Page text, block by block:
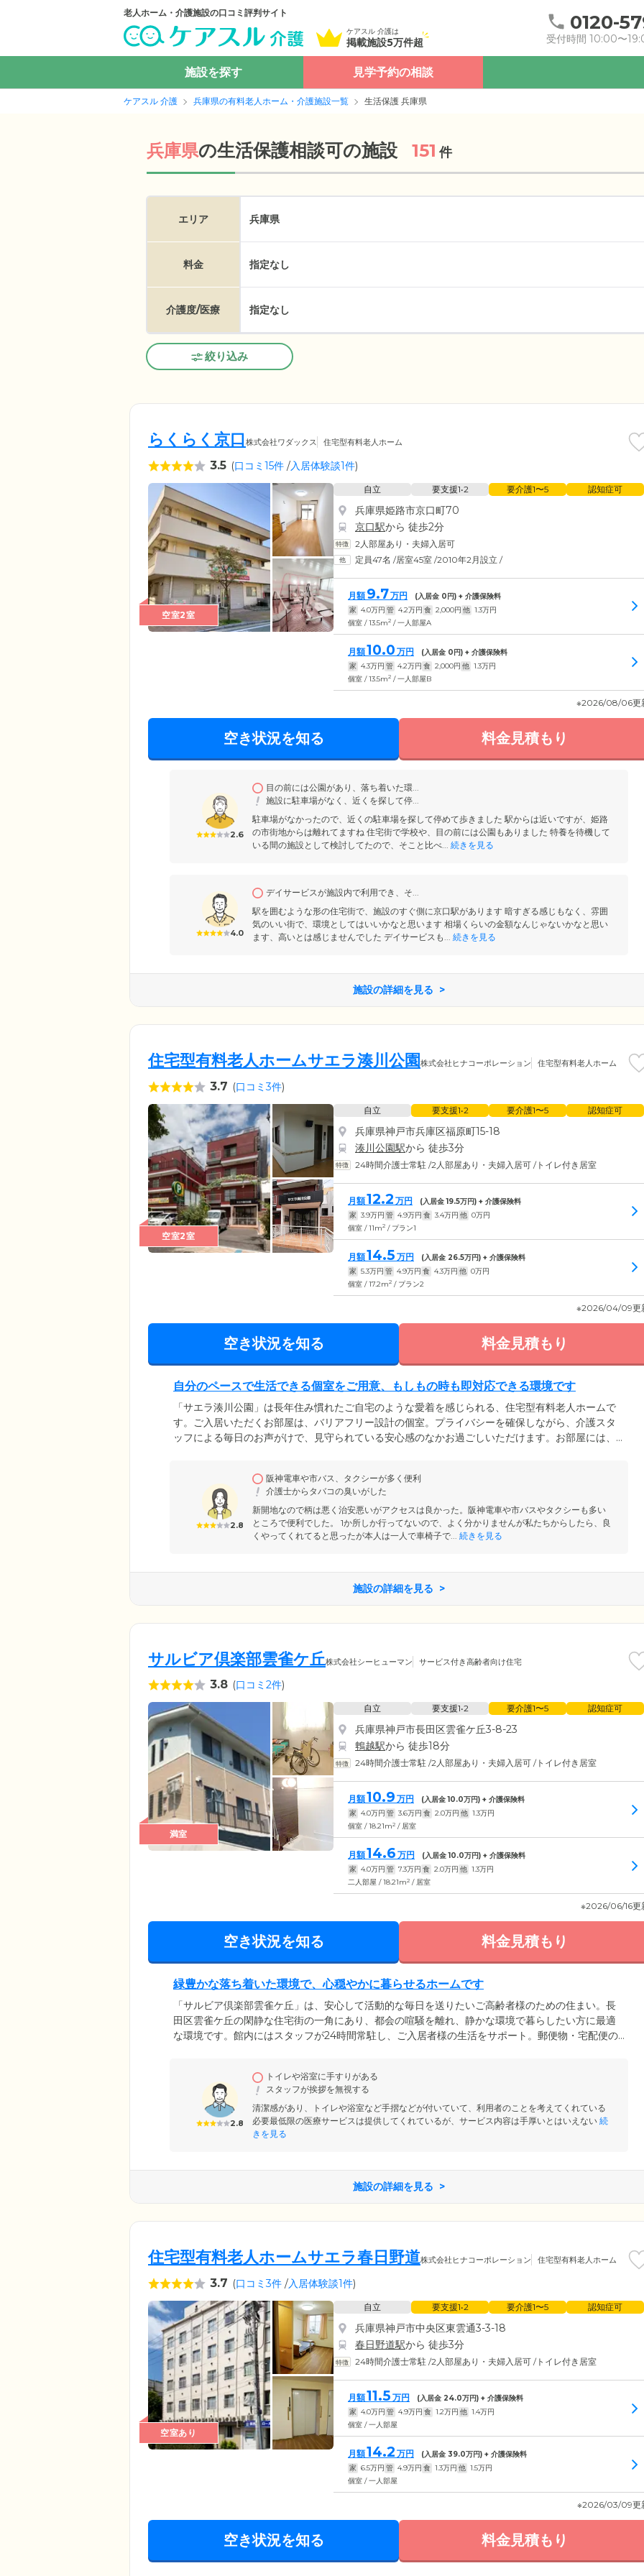
老人ホーム・介護施設の口コミ評判サイト
ケアスル 介護は
掲載施設5万件超
0120-
受付時間 10:00〜
施設を探す 見学予約の相談
ケアスル 介護 兵庫県の有料老人ホーム・介護施設一覧 生活保護 兵庫県
兵庫県の生活保護相談可の施設 151 件
エリア 兵庫県
料金 指定なし
介護度/医療 指定なし
絞り込み
らくらく京口 株式会社ワダックス 住宅型有料老人ホーム
3.5 (口コミ15件 /入居体験談1件)
空室2室
自立 要支援1•2 要介護1〜5 認知症可
兵庫県姫路市京口町70
京口駅から 徒歩2分
2人部屋あり・夫婦入居可
定員47名 /居室45室 /2010年2月設立 /
月額 9.7万円 (入居金 0円) + 介護保険料
家 4.0万円 管 4.2万円 食 2,000円 他 1.3万円
個室 / 13.5m2 / 一人部屋A
月額10.0 万円 (入居金 0円) + 介護保険料
家 4.3万円 管 4.2万円 食 2,000円 他 1.3万円
個室 / 13.5m2 / 一人部屋B
※2026/08/06更
空き状況を知る 料金見積もり
2.6
目の前には公園があり、落ち着いた環...
施設に駐車場がなく、近くを探して停...
駐車場がなかったので、近くの駐車場を探して停めて歩きました 駅からは近いですが、姫路
の市街地からは離れてますね 住宅街で学校や、目の前には公園もありました 特養を待機して
いる間の施設として検討してたので、そこと比べ...
続きを見る
4.0
デイサービスが施設内で利用でき、そ...
駅を囲むような形の住宅街で、施設のすぐ側に京口駅があります 暗すぎる感じもなく、雰囲
気のいい街で、環境としてはいいかなと思います 相場くらいの金額なんじゃないかなと思い
ます、高いとは感じませんでした デイサービスも...
続きを見る
施設の詳細を見る
住宅型有料老人ホームサエラ湊川公園 株式会社ヒナコーポレーション 住宅型有料老人ホーム
3.7 (口コミ3件)
空室2室
自立 要支援1•2 要介護1〜5 認知症可
兵庫県神戸市兵庫区福原町15-18
湊川公園駅から 徒歩3分
24時間介護士常駐 /2人部屋あり・夫婦入居可 /トイレ付き居室
月額12.2 万円 (入居金19.5万円) + 介護保険料
家 3.9万円 管 4.9万円 食 3.4万円 他 0万円
個室 / 11m2 / プラン1
月額14.5 万円 (入居金 26.5万円) + 介護保険料
家 5.3万円 管 4.9万円 食 4.3万円 他 0万円
個室 / 17.2m2 / プラン2
※2026/04/09更
空き状況を知る 料金見積もり
自分のペースで生活できる個室をご用意、もしもの時も即対応できる環境です
「サエラ湊川公園」は長年住み慣れたご自宅のような愛着を感じられる、住宅型有料老人ホームで
す。ご入居いただくお部屋は、バリアフリー設計の個室。プライバシーを確保しながら、介護スタ
ッフによる毎日のお声がけで、見守られている安心感のなかお過ごしいただけます。お部屋には、
た」などの緊急時には、24時間常駐しているスタッフが駆けつけるので安心です。そのほか、地域
の医療機関との連携により、医師による定期的な訪問診療を実施しています。
2.8
阪神電車や市バス、タクシーが多く便利
介護士からタバコの臭いがした
新開地なので柄は悪く治安悪いがアクセスは良かった。阪神電車や市バスやタクシーも多い
ところで便利でした。 1か所しか行ってないので、よく分かりませんが私たちからしたら、良
くやってくれてると思ったが本人は一人で車椅子で...
続きを見る
施設の詳細を見る
サルビア倶楽部雲雀ケ丘株式会社シーヒューマン サービス付き高齢者向け住宅
3.8 (口コミ2件)
満室
自立 要支援1•2 要介護1〜5 認知症可
兵庫県神戸市長田区雲雀ケ丘3-8-23
鵯越駅から 徒歩18分
24時間介護士常駐 /2人部屋あり・夫婦入居可 /トイレ付き居室
月額10.9 万円 (入居金10.0万円) + 介護保険料
家 4.0万円 管 3.6万円 食 2.0万円 他 1.3万円
個室 / 18.21m2 / 居室
月額14.6 万円 (入居金10.0万円) + 介護保険料
家 4.0万円 管 7.3万円 食 2.0万円 他 1.3万円
二人部屋 / 18.21m2 / 居室
※2026/06/16更
空き状況を知る 料金見積もり
緑豊かな落ち着いた環境で、心穏やかに暮らせるホームです
「サルビア倶楽部雲雀ケ丘」は、安心して活動的な毎日を送りたいご高齢者様のための住まい。長
田区雲雀ケ丘の閑静な住宅街の一角にあり、都会の喧騒を離れ、静かな環境で暮らしたい方に最適
な環境です。館内にはスタッフが24時間常駐し、ご入居者様の生活をサポート。郵便物・宅配便の
能。高額な入居金は不要です。費用面でお悩みの方もぜひ一度ご相談ください。
2.8
トイレや浴室に手すりがある
スタッフが挨拶を無視する
清潔感があり、トイレや浴室など手摺などが付いていて、利用者のことを考えてくれている
必要最低限の医療サービスは提供してくれているが、サービス内容は手厚いとはいえない 続
きを見る
施設の詳細を見る
住宅型有料老人ホームサエラ春日野道株式会社ヒナコーポレーション 住宅型有料老人ホーム
3.7 (口コミ3件 /入居体験談1件)
空室あり
自立 要支援1•2 要介護1〜5 認知症可
兵庫県神戸市中央区東雲通3-3-18
春日野道駅から 徒歩3分
24時間介護士常駐 /2人部屋あり・夫婦入居可 /トイレ付き居室
月額11.5 万円 (入居金 24.0万円) + 介護保険料
家 4.0万円 管 4.9万円 食 1.2万円 他 1.4万円
個室 / 一人部屋
月額14.2 万円 (入居金 39.0万円) + 介護保険料
家 6.5万円 管 4.9万円 食 1.3万円 他 1.5万円
個室 / 一人部屋
※2026/03/09更
空き状況を知る 料金見積もり